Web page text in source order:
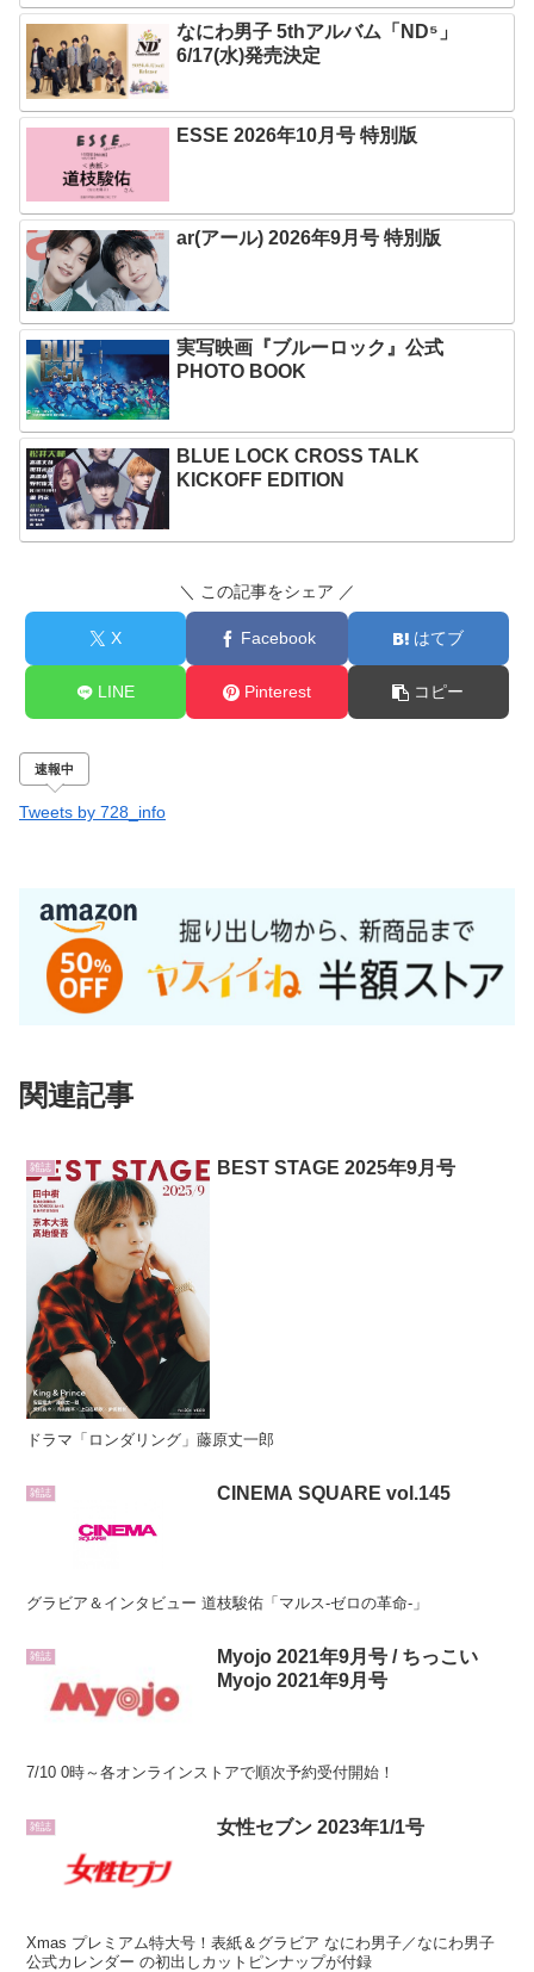
なにわ男子 5thアルバム「ND⁵」
6/17(水)発売決定
ESSE 2026年10月号 特別版
ar(アール) 2026年9月号 特別版
実写映画『ブルーロック』公式
PHOTO BOOK
BLUE LOCK CROSS TALK
KICKOFF EDITION
＼ この記事をシェア ／
X Facebook はてブ
LINE Pinterest コピー
速報中
Tweets by 728_info
関連記事
雑誌 BEST STAGE 2025年9月号
ドラマ「ロンダリング」藤原丈一郎
雑誌 CINEMA SQUARE vol.145
グラビア＆インタビュー 道枝駿佑「マルス-ゼロの革命-」
雑誌
Myojo 2021年9月号 / ちっこい
Myojo 2021年9月号
7/10 0時～各オンラインストアで順次予約受付開始！
雑誌 女性セブン 2023年1/1号
Xmas プレミアム特大号！表紙＆グラビア なにわ男子／なにわ男子
公式カレンダー の初出しカットピンナップが付録